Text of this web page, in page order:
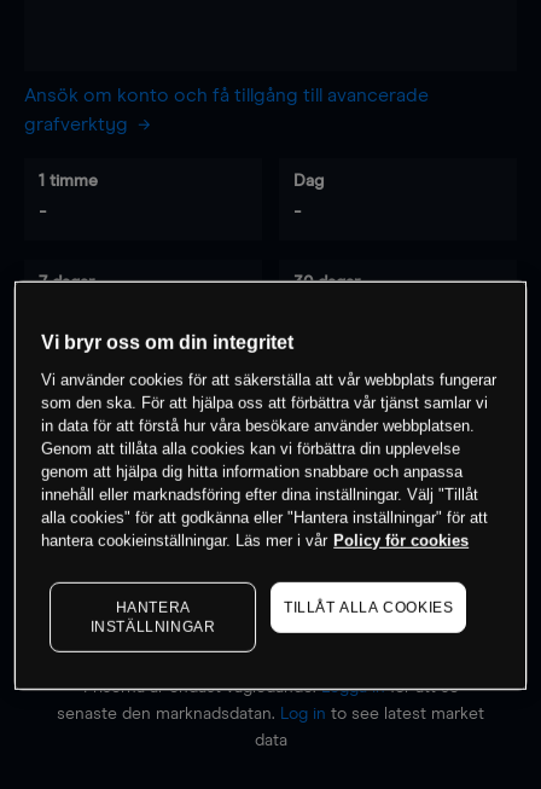
Ansök om konto och få tillgång till avancerade
grafverktyg
1 timme
-
Dag
-
7 dagar 30 dagar
0% av kunderna har en position i detta
instrument
Börja handla
Priserna är endast vägledande.Logga inför att se
senaste den marknadsdatan.
Log in to see latest market
data
Vi bryr oss om din integritet
Vi använder cookies för att säkerställa att vår webbplats fungerar
som den ska. För att hjälpa oss att förbättra vår tjänst samlar vi
in data för att förstå hur våra besökare använder webbplatsen.
Genom att tillåta alla cookies kan vi förbättra din upplevelse
genom att hjälpa dig hitta information snabbare och anpassa
innehåll eller marknadsföring efter dina inställningar. Välj "Tillåt
alla cookies" för att godkänna eller "Hantera inställningar" för att
hantera cookieinställningar. Läs mer i vår Policy för cookies
HANTERA
INSTÄLLNINGAR
TILLÅT ALLA COOKIES